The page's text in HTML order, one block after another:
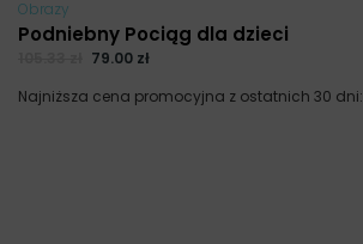
Obrazy
Podniebny Pociąg dla dzieci
79.00 zł
Najniższa cena promocyjna z ostatnich 30 dni: